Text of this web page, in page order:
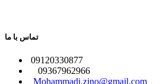
تماس با ما
​09120330877
09367962966
Mohammadi.zino@gmail.com